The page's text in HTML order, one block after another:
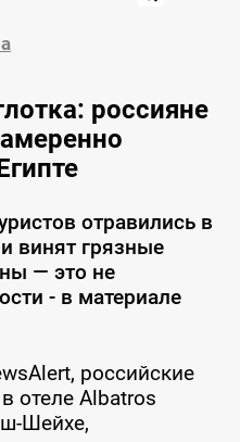
россияне
отравились в
винят грязные
— это не
- в материале
российские
отеле Albatros
Шейхе,